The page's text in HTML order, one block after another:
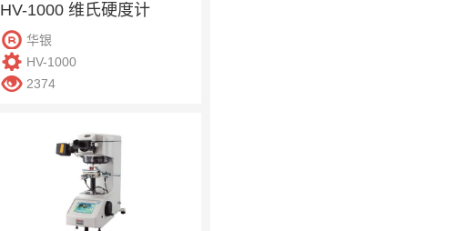
HV-1000 维氏硬度计
华银
HV-1000
2374